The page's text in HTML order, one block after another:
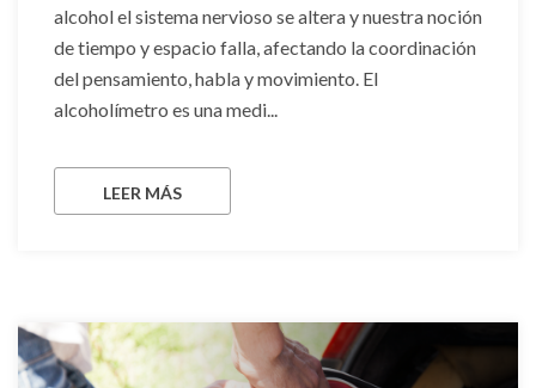
alcohol el sistema nervioso se altera y nuestra noción
de tiempo y espacio falla, afectando la coordinación
del pensamiento, habla y movimiento. El
alcoholímetro es una medi...
LEER MÁS